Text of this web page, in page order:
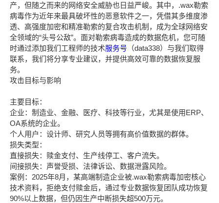
产，但随之而来的网络安全威胁也日益严峻。其中，.wax勒索
病毒作为近年来最具破坏性的恶意软件之一，凭借其多维度渗
透、高强度加密和精准勒索的复合攻击机制，成为全球网络安
全领域的“头号公敌”。面对勒索病毒造成的数据危机，您可随
时通过添加我们工程师的技术服务号 （data338）与我们取得
联系，我们将分享专业建议，并提供高效可靠的数据恢复服
务。
攻击目标与影响
主要目标：
企业：制造业、金融、医疗、科技等行业，尤其是使用ERP、
OA系统的企业。
个人用户：设计师、研究人员等拥有高价值数据的群体。
损失类型：
直接损失：赎金支付、生产线停工、客户流失。
间接损失：声誉受损、法律诉讼、数据泄露风险。
案例：2025年8月，某高端制造企业被.wax勒索病毒加密核心
技术资料，拒绝支付赎金后，通过专业数据恢复团队成功恢复
90%以上数据，但仍因生产中断损失超500万元。